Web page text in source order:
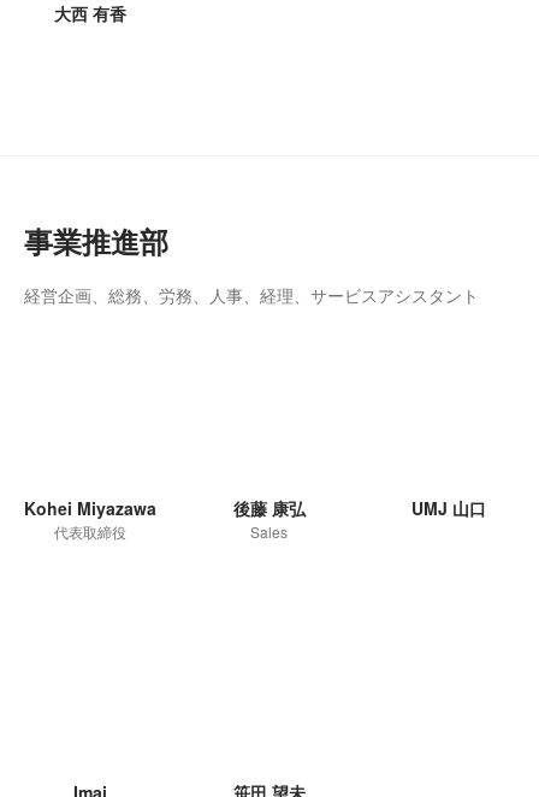
大西 有香
事業推進部
経営企画、総務、労務、人事、経理、サービスアシスタント
Kohei Miyazawa
代表取締役
後藤 康弘
Sales
UMJ 山口
Imai 笹田 望未